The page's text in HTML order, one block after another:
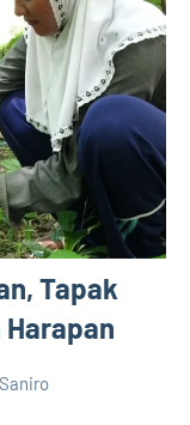
Tapak